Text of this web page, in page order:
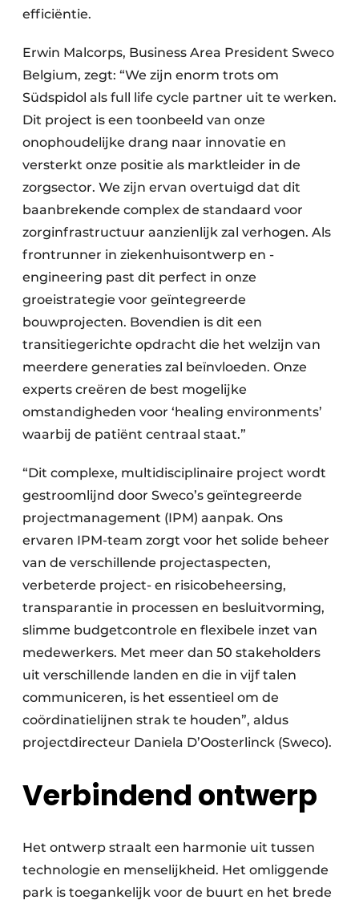
efficiëntie.
Erwin Malcorps, Business Area President Sweco
Belgium, zegt: “We zijn enorm trots om
Südspidol als full life cycle partner uit te werken.
Dit project is een toonbeeld van onze
onophoudelijke drang naar innovatie en
versterkt onze positie als marktleider in de
zorgsector. We zijn ervan overtuigd dat dit
baanbrekende complex de standaard voor
zorginfrastructuur aanzienlijk zal verhogen. Als
frontrunner in ziekenhuisontwerp en -
engineering past dit perfect in onze
groeistrategie voor geïntegreerde
bouwprojecten. Bovendien is dit een
transitiegerichte opdracht die het welzijn van
meerdere generaties zal beïnvloeden. Onze
experts creëren de best mogelijke
omstandigheden voor ‘healing environments’
waarbij de patiënt centraal staat.”
“Dit complexe, multidisciplinaire project wordt
gestroomlijnd door Sweco’s geïntegreerde
projectmanagement (IPM) aanpak. Ons
ervaren IPM-team zorgt voor het solide beheer
van de verschillende projectaspecten,
verbeterde project- en risicobeheersing,
transparantie in processen en besluitvorming,
slimme budgetcontrole en flexibele inzet van
medewerkers. Met meer dan 50 stakeholders
uit verschillende landen en die in vijf talen
communiceren, is het essentieel om de
coördinatielijnen strak te houden”, aldus
projectdirecteur Daniela D’Oosterlinck (Sweco).
Verbindend ontwerp
Het ontwerp straalt een harmonie uit tussen
technologie en menselijkheid. Het omliggende
park is toegankelijk voor de buurt en het brede